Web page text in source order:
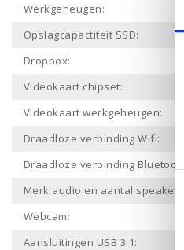
Werkgeheugen:
Opslagcapactiteit SSD:
Dropbox:
Videokaart chipset:
Videokaart werkgeheugen:
Draadloze verbinding Wifi:
Draadloze verbinding Bluetooth:
Merk audio en aantal speakers:
Webcam:
Aansluitingen USB 3.1: